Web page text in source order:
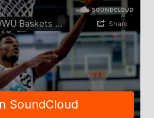
90,9 MHz Steinfurt103,9 MHz